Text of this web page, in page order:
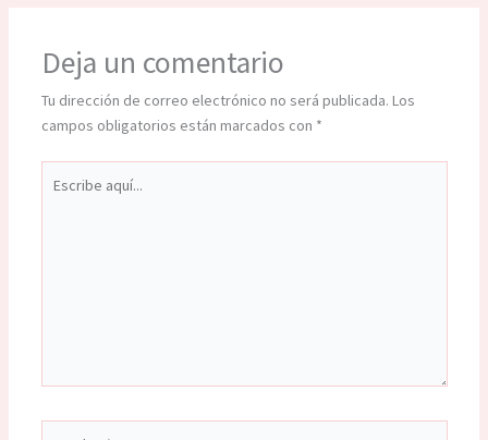
Deja un comentario
Tu dirección de correo electrónico no será publicada. Los
campos obligatorios están marcados con *
aquí...